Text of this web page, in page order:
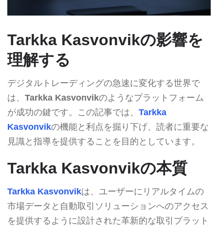
Tarkka Kasvonvikの影響を
理解する
デジタルトレーディングの急速に変化する世界で
は、 Tarkka Kasvonvikのようなプラットフォーム
が成功の鍵です。この記事では、 Tarkka
Kasvonvikの機能と利点を掘り下げ、読者に重要な
見識と指導を提供することを目的としています。
Tarkka Kasvonvikの本質
Tarkka Kasvonvikは、ユーザーにリアルタイムの
市場データと自動取引ソリューションへのアクセス
を提供するように設計された革新的な取引プラット